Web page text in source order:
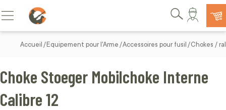
Allez au contenu
Basculer la navigation
Rechercher
Accueil Equipement pour l'Arme Accessoires pour fusil Chokes /
Choke Stoeger Mobilchoke Interne
Calibre 12